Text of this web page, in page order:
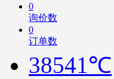
0
询价数
0
订单数
38541℃